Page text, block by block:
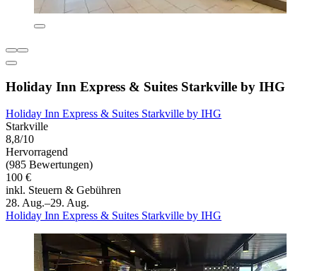
Holiday Inn Express & Suites Starkville by IHG
Holiday Inn Express & Suites Starkville by IHG
Starkville
8,8/10
Hervorragend
(985 Bewertungen)
100 €
inkl. Steuern & Gebühren
28. Aug.–29. Aug.
Holiday Inn Express & Suites Starkville by IHG